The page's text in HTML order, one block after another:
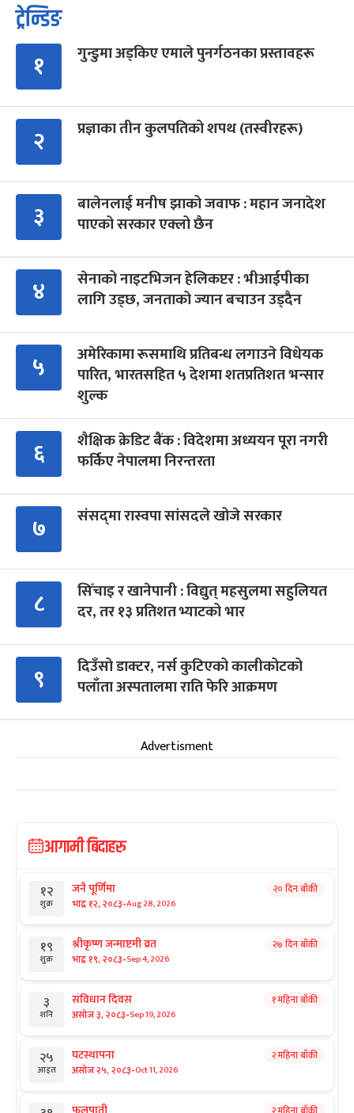
ट्रेन्डिङ
१ गुन्डुमा अड्किए एमाले पुनर्गठनका प्रस्तावहरू
२ प्रज्ञाका तीन कुलपतिको शपथ (तस्वीरहरू)
३
बालेनलाई मनीष झाको जवाफ : महान जनादेश
पाएको सरकार एक्लो छैन
४
सेनाको नाइटभिजन हेलिकप्टर : भीआईपीका
लागि उड्छ, जनताको ज्यान बचाउन उड्दैन
५
अमेरिकामा रूसमाथि प्रतिबन्ध लगाउने विधेयक
पारित, भारतसहित ५ देशमा शतप्रतिशत भन्सार
शुल्क
६
शैक्षिक क्रेडिट बैंक : विदेशमा अध्ययन पूरा नगरी
फर्किए नेपालमा निरन्तरता
७ संसद्‍मा रास्वपा सांसदले खोजे सरकार
८
सिँचाइ र खानेपानी : विद्युत् महसुलमा सहुलियत
दर, तर १३ प्रतिशत भ्याटको भार
९
दिउँसो डाक्टर, नर्स कुटिएको कालीकोटको
पलाँता अस्पतालमा राति फेरि आक्रमण
Advertisment
आगामी बिदाहरु
१२
शुक्र
जनै पूर्णिमा
भाद्र १२, २०८३-Aug 28, 2026
२० दिन बाँकी
१९
शुक्र
श्रीकृष्ण जन्माष्टमी व्रत
भाद्र १९, २०८३-Sep 4, 2026
२७ दिन बाँकी
३
शनि
संविधान दिवस
असोज ३, २०८३-Sep 19, 2026
१ महिना बाँकी
२५
आइत
घटस्थापना
असोज २५, २०८३-Oct 11, 2026
२ महिना बाँकी